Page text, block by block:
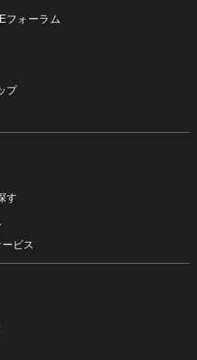
フォーラム
プ
す
ビス